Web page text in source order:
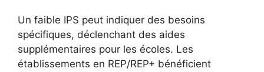
Un faible IPS peut indiquer des besoins
spécifiques, déclenchant des aides
supplémentaires pour les écoles. Les
établissements en REP/REP+ bénéficient